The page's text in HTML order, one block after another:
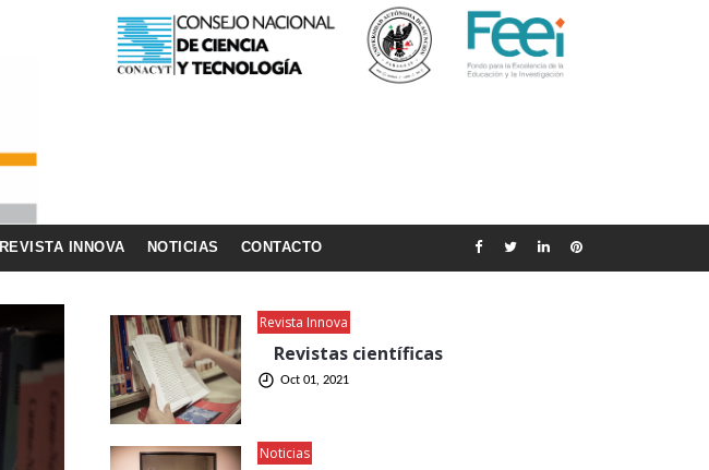
REVISTA INNOVA NOTICIAS CONTACTO
Revista Innova
Revistas científicas
Oct 01, 2021
Noticias